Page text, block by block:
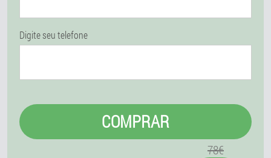
Digite seu telefone
COMPRAR
78€